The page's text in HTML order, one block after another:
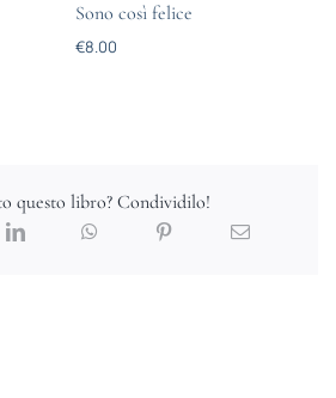
Sono così felice
€8.00
questo libro? Condividilo!